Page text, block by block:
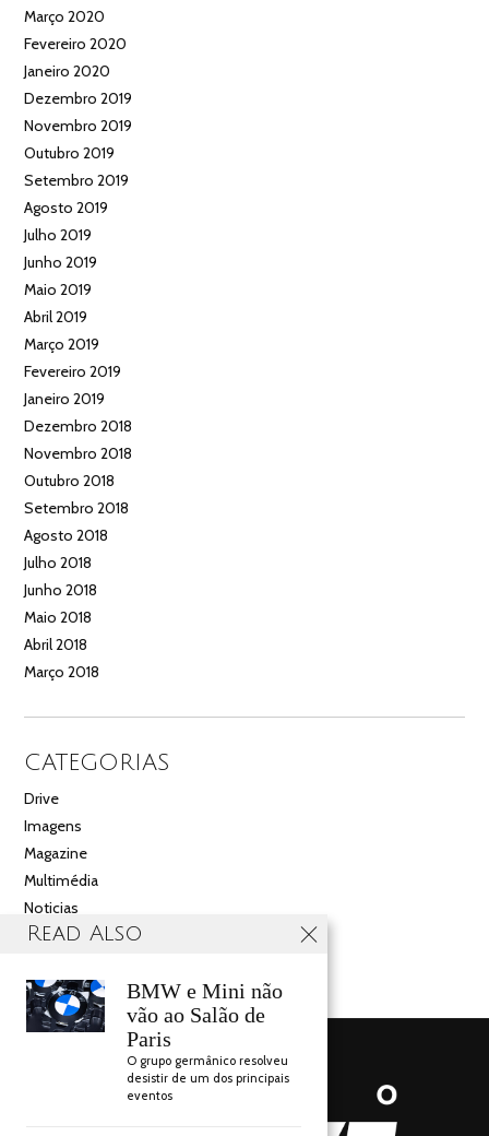
Março 2020
Fevereiro 2020
Janeiro 2020
Dezembro 2019
Novembro 2019
Outubro 2019
Setembro 2019
Agosto 2019
Julho 2019
Junho 2019
Maio 2019
Abril 2019
Março 2019
Fevereiro 2019
Janeiro 2019
Dezembro 2018
Novembro 2018
Outubro 2018
Setembro 2018
Agosto 2018
Julho 2018
Junho 2018
Maio 2018
Abril 2018
Março 2018
CATEGORIAS
Drive
Imagens
Magazine
Multimédia
Noticias
Salão
Read Also
BMW e Mini não
vão ao Salão de
Paris
O grupo germânico resolveu
desistir de um dos principais
eventos